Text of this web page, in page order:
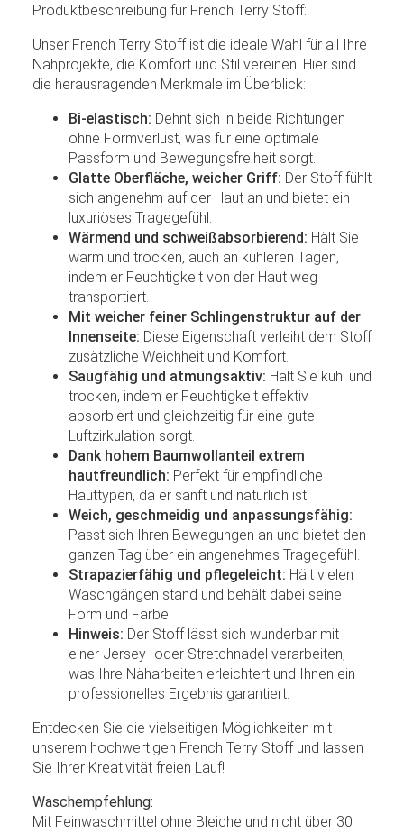
Produktbeschreibung für French Terry Stoff:
Unser French Terry Stoff ist die ideale Wahl für all Ihre
Nähprojekte, die Komfort und Stil vereinen. Hier sind
die herausragenden Merkmale im Überblick:
Bi-elastisch: Dehnt sich in beide Richtungen
ohne Formverlust, was für eine optimale
Passform und Bewegungsfreiheit sorgt.
Glatte Oberfläche, weicher Griff: Der Stoff fühlt
sich angenehm auf der Haut an und bietet ein
luxuriöses Tragegefühl.
Wärmend und schweißabsorbierend: Hält Sie
warm und trocken, auch an kühleren Tagen,
indem er Feuchtigkeit von der Haut weg
transportiert.
Mit weicher feiner Schlingenstruktur auf der
Innenseite: Diese Eigenschaft verleiht dem Stoff
zusätzliche Weichheit und Komfort.
Saugfähig und atmungsaktiv: Hält Sie kühl und
trocken, indem er Feuchtigkeit effektiv
absorbiert und gleichzeitig für eine gute
Luftzirkulation sorgt.
Dank hohem Baumwollanteil extrem
hautfreundlich: Perfekt für empfindliche
Hauttypen, da er sanft und natürlich ist.
Weich, geschmeidig und anpassungsfähig:
Passt sich Ihren Bewegungen an und bietet den
ganzen Tag über ein angenehmes Tragegefühl.
Strapazierfähig und pflegeleicht: Hält vielen
Waschgängen stand und behält dabei seine
Form und Farbe.
Hinweis: Der Stoff lässt sich wunderbar mit
einer Jersey- oder Stretchnadel verarbeiten,
was Ihre Näharbeiten erleichtert und Ihnen ein
professionelles Ergebnis garantiert.
Entdecken Sie die vielseitigen Möglichkeiten mit
unserem hochwertigen French Terry Stoff und lassen
Sie Ihrer Kreativität freien Lauf!
Waschempfehlung:
Mit Feinwaschmittel ohne Bleiche und nicht über 30